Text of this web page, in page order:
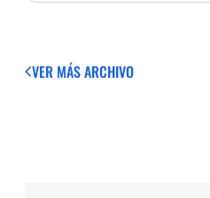
VER MÁSARCHIVO